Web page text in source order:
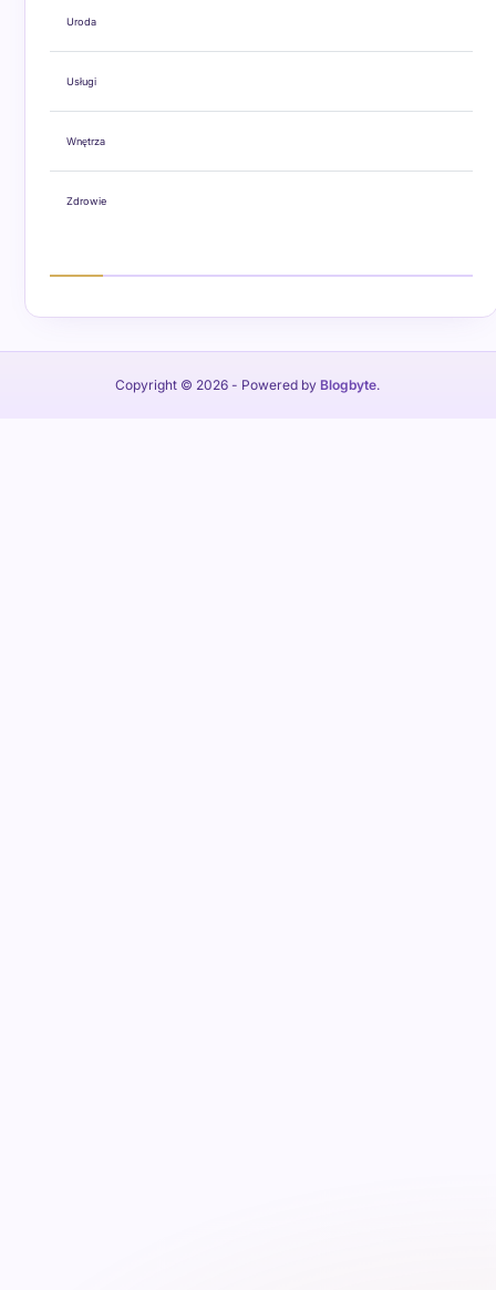
Uroda
Usługi
Wnętrza
Zdrowie
Copyright © 2026 - Powered by Blogbyte.